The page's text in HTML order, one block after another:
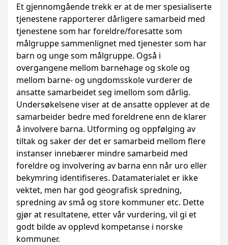
Et gjennomgående trekk er at de mer spesialiserte
tjenestene rapporterer dårligere samarbeid med
tjenestene som har foreldre/foresatte som
målgruppe sammenlignet med tjenester som har
barn og unge som målgruppe. Også i
overgangene mellom barnehage og skole og
mellom barne- og ungdomsskole vurderer de
ansatte samarbeidet seg imellom som dårlig.
Undersøkelsene viser at de ansatte opplever at de
samarbeider bedre med foreldrene enn de klarer
å involvere barna. Utforming og oppfølging av
tiltak og saker der det er samarbeid mellom flere
instanser innebærer mindre samarbeid med
foreldre og involvering av barna enn når uro eller
bekymring identifiseres. Datamaterialet er ikke
vektet, men har god geografisk spredning,
spredning av små og store kommuner etc. Dette
gjør at resultatene, etter vår vurdering, vil gi et
godt bilde av opplevd kompetanse i norske
kommuner.